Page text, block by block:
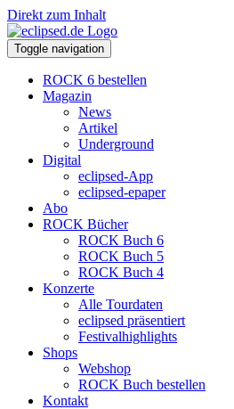
Direkt zum Inhalt
Toggle navigation
ROCK 6 bestellen
Magazin
News
Artikel
Underground
Digital
eclipsed-App
eclipsed-epaper
Abo
ROCK Bücher
ROCK Buch 6
ROCK Buch 5
ROCK Buch 4
Konzerte
Alle Tourdaten
eclipsed präsentiert
Festivalhighlights
Shops
Webshop
ROCK Buch bestellen
Kontakt